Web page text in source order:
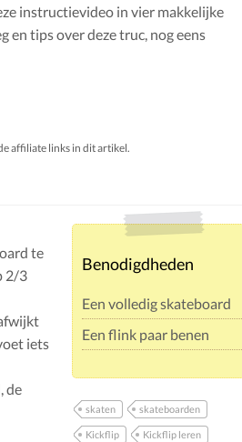
instructievideo in vier makkelijke
en tips over deze truc, nog eens
affiliate links in dit artikel.
Benodigdheden
Een volledig skateboard
Een flink paar benen
skaten skateboarden
Kickflip Kickflip leren
te
2/3
iets
de